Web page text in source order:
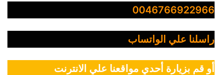
0046766922966
راسلنا علي الواتساب
أو قم بزيارة أحدي مواقعنا علي الانترنت